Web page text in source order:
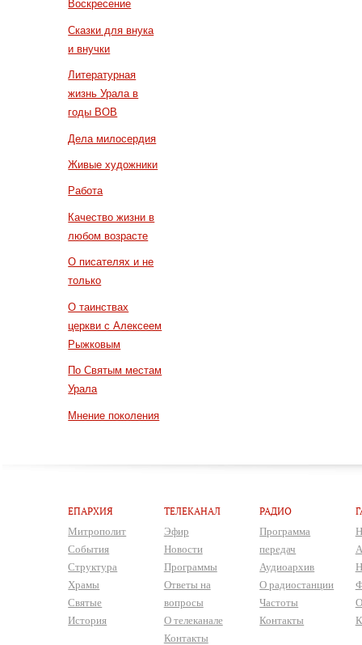
Воскресение
Сказки для внука
и внучки
Литературная
жизнь Урала в
годы ВОВ
Дела милосердия
Живые художники
Работа
Качество жизни в
любом возрасте
О писателях и не
только
О таинствах
церкви с Алексеем
Рыжковым
По Святым местам
Урала
Мнение поколения
ЕПАРХИЯ
Митрополит
События
Структура
Храмы
Святые
История
ТЕЛЕКАНАЛ
Эфир
Новости
Программы
Ответы на
вопросы
О телеканале
Контакты
РАДИО
Программа
передач
Аудиоархив
О радиостанции
Частоты
Контакты